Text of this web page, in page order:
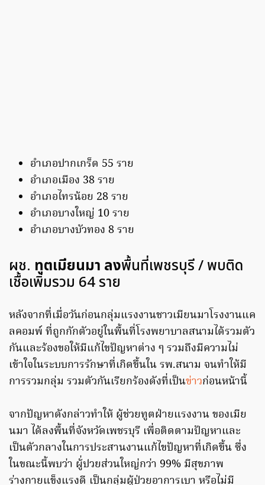
อำเภอปากเกร็ด 55 ราย
อำเภอเมือง 38 ราย
อำเภอไทรน้อย 28 ราย
อำเภอบางใหญ่ 10 ราย
อำเภอบางบัวทอง 8 ราย
ผช. ทูตเมียนมา ลงพื้นที่เพชรบุรี / พบติด
เชื้อเพิ่มรวม 64 ราย
หลังจากที่เมื่อวันก่อนกลุ่มแรงงานชาวเมียนมาโรงงานแค
ลคอมพ์ ที่ถูกกักตัวอยู่ในพื้นที่โรงพยาบาลสนามได้รวมตัว
กันและร้องขอให้มีแก้ไขปัญหาต่าง ๆ รวมถึงมีความไม่
เข้าใจในระบบการรักษาที่เกิดขึ้นใน รพ.สนาม จนทำให้มี
การรวมกลุ่ม รวมตัวกันเรียกร้องดังที่เป็นข่าวก่อนหน้านี้
จากปัญหาดังกล่าวทำให้ ผู้ช่วยทูตฝ่ายแรงงาน ของเมีย
นมา ได้ลงพื้นที่จังหวัดเพชรบุรี เพื่อติดตามปัญหาและ
เป็นตัวกลางในการประสานงานแก้ไขปัญหาที่เกิดขึ้น ซึ่ง
ในขณะนี้พบว่า ผู้่ปวยส่วนใหญ่กว่า 99% มีสุขภาพ
ร่างกายแข็งแรงดี เป็นกลุ่มผู้ป่วยอาการเบา หรือไม่มี